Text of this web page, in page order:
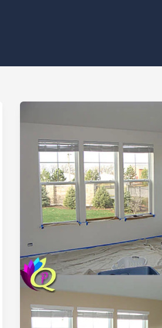
travaux
peinture
maison
Levallois
Perret
92300